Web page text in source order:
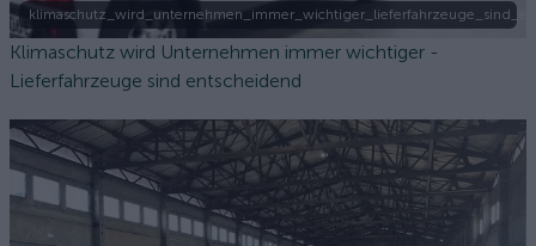
Klimaschutz wird Unternehmen immer wichtiger -
Lieferfahrzeuge sind entscheidend